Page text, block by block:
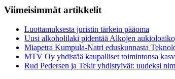
Viimeisimmät artikkelit
Luottamuksesta juristin tärkein pääoma
Uusi alkoholilaki pidentää Alkojen
Miapetra Kumpula-Natri eduskunnasta
MTV Oy yhdistää kaupalliset toimintonsa
Rud Pedersen ja Tekir yhdistyivät: uudeksi